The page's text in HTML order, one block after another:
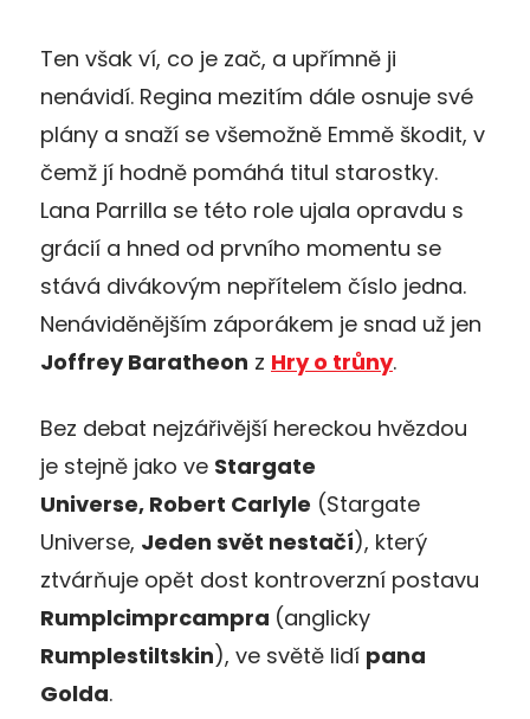
Ten však ví, co je zač, a upřímně ji
nenávidí. Regina mezitím dále osnuje své
plány a snaží se všemožně Emmě škodit, v
čemž jí hodně pomáhá titul starostky.
Lana Parrilla se této role ujala opravdu s
grácií a hned od prvního momentu se
stává divákovým nepřítelem číslo jedna.
Nenáviděnějším záporákem je snad už jen
Joffrey Baratheon z Hry o trůny.
Bez debat nejzářivější hereckou hvězdou
je stejně jako ve Stargate
Universe, Robert Carlyle (Stargate
Universe, Jeden svět nestačí), který
ztvárňuje opět dost kontroverzní postavu
Rumplcimprcampra (anglicky
Rumplestiltskin), ve světě lidí pana
Golda.